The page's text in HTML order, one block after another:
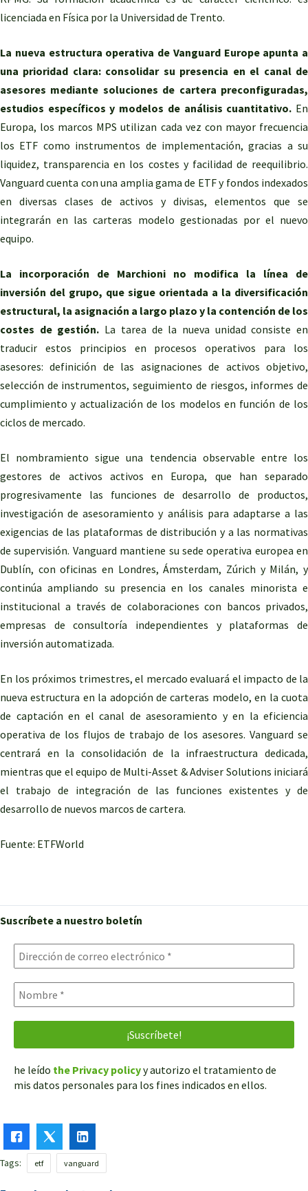
licenciada en Física por la Universidad de Trento.
La nueva estructura operativa de Vanguard Europe apunta a
una prioridad clara: consolidar su presencia en el canal de
asesores mediante soluciones de cartera preconfiguradas,
estudios específicos y modelos de análisis cuantitativo. En
Europa, los marcos MPS utilizan cada vez con mayor frecuencia
los ETF como instrumentos de implementación, gracias a su
liquidez, transparencia en los costes y facilidad de reequilibrio.
Vanguard cuenta con una amplia gama de ETF y fondos indexados
en diversas clases de activos y divisas, elementos que se
integrarán en las carteras modelo gestionadas por el nuevo
equipo.
La incorporación de Marchioni no modifica la línea de
inversión del grupo, que sigue orientada a la diversificación
estructural, la asignación a largo plazo y la contención de los
costes de gestión. La tarea de la nueva unidad consiste en
traducir estos principios en procesos operativos para los
asesores: definición de las asignaciones de activos objetivo,
selección de instrumentos, seguimiento de riesgos, informes de
cumplimiento y actualización de los modelos en función de los
ciclos de mercado.
El nombramiento sigue una tendencia observable entre los
gestores de activos activos en Europa, que han separado
progresivamente las funciones de desarrollo de productos,
investigación de asesoramiento y análisis para adaptarse a las
exigencias de las plataformas de distribución y a las normativas
de supervisión. Vanguard mantiene su sede operativa europea en
Dublín, con oficinas en Londres, Ámsterdam, Zúrich y Milán, y
continúa ampliando su presencia en los canales minorista e
institucional a través de colaboraciones con bancos privados,
empresas de consultoría independientes y plataformas de
inversión automatizada.
En los próximos trimestres, el mercado evaluará el impacto de la
nueva estructura en la adopción de carteras modelo, en la cuota
de captación en el canal de asesoramiento y en la eficiencia
operativa de los flujos de trabajo de los asesores. Vanguard se
centrará en la consolidación de la infraestructura dedicada,
mientras que el equipo de Multi-Asset & Adviser Solutions iniciará
el trabajo de integración de las funciones existentes y de
desarrollo de nuevos marcos de cartera.
Fuente: ETFWorld
Suscríbete a nuestro boletín
he leído the Privacy policyy autorizo el tratamiento de
mis datos personales para los fines indicados en ellos.
Tags: etf vanguard